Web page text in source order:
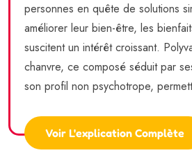
personnes en quête de solutions
améliorer leur bien-être, les
suscitent un intérêt croissant.
chanvre, ce composé séduit par
son profil non psychotrope,
Voir L'explication Complète